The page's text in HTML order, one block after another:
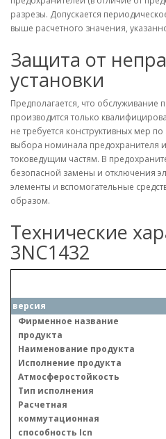
разрезы. Допускается
выше расчетного значения,
Защита от
установки
Предполагается, что обслуживание
производится только
не требуется конструктивных мер
выбора номинала предохранителя
токоведущим частям. В
безопасной замены и отключения
элементы и вспомогательные
образом.
Технические
3NC1432
версия
Фирменное название
продукта
Наименование продукта
Исполнение продукта
Атмосферостойкость
Тип исполнения
Расчетная
коммутационная
способность Icn